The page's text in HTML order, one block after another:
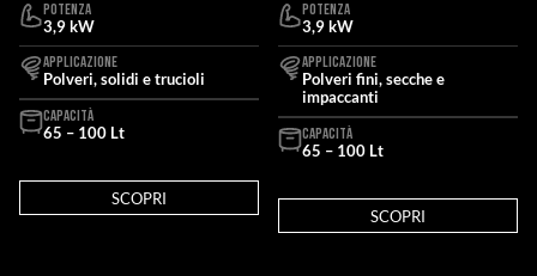
POTENZA
3,9 kW
APPLICAZIONE
Polveri, solidi e trucioli
CAPACITÀ
65 – 100 Lt
SCOPRI
POTENZA
3,9 kW
APPLICAZIONE
Polveri fini, secche e
impaccanti
CAPACITÀ
65 – 100 Lt
SCOPRI